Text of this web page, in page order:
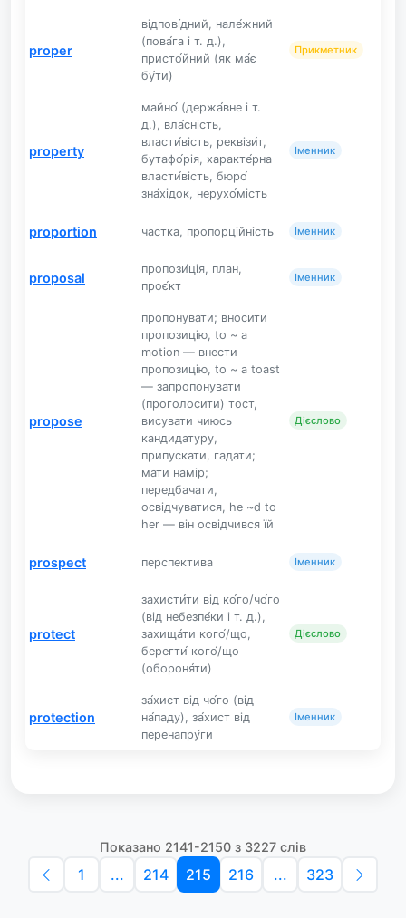
proper
відпові́дний, нале́жний
(пова́га і т. д.),
присто́йний (як ма́є
бу́ти)
Прикметник
property
майно́ (держа́вне і т.
д.), вла́сність,
власти́вість, реквізи́т,
бутафо́рія, характе́рна
власти́вість, бюро́
зна́хідок, нерухо́мість
Іменник
proportion частка, пропорційність Іменник
proposal
пропози́ція, план,
проє́кт
Іменник
propose
пропонувати; вносити
пропозицію, to ~ a
motion — внести
пропозицію, to ~ a toast
— запропонувати
(проголосити) тост,
висувати чиюсь
кандидатуру,
припускати, гадати;
мати намір;
передбачати,
освідчуватися, he ~d to
her — він освідчився їй
Дієслово
prospect перспектива Іменник
protect
захисти́ти від ко́го/чо́го
(від небезпе́ки і т. д.),
захища́ти кого́/що,
берегти́ кого́/що
(обороня́ти)
Дієслово
protection
за́хист від чо́го (від
на́паду), за́хист від
перенапру́ги
Іменник
Показано 2141-2150 з 3227 слів
1 ... 214 215 216 ... 323